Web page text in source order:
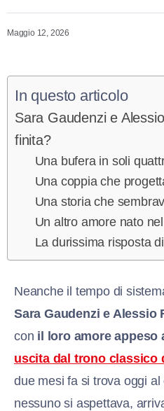
Maggio 12, 2026
In questo articolo
Sara Gaudenzi e
finita?
Una bufera in soli
Una coppia che
Una storia che
Un altro amore nato
La durissima risposta
Neanche il tempo di
Sara Gaudenzi e Alessio
con il loro amore appeso
uscita dal trono classico
due mesi fa si trova oggi
nessuno si aspettava,